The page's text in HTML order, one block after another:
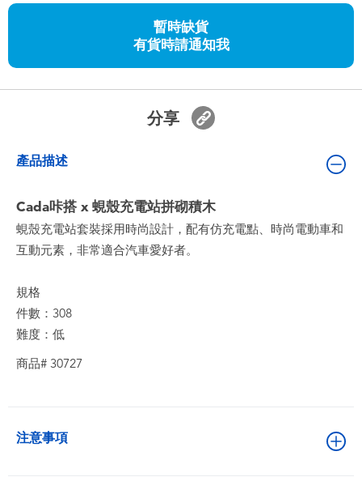
任天堂 Switch
盲盒
人氣角色
生活精品
暫時缺貨
有貨時請通知我
分享
產品描述
Cada咔搭 x 蜆殼充電站拼砌積木
蜆殼充電站套裝採用時尚設計，配有仿充電點、時尚電動車和
互動元素，非常適合汽車愛好者。
規格
件數：308
難度：低
商品# 30727
注意事項